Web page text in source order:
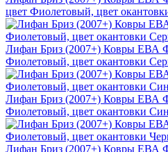
цвет Фиолетовый, цвет
Лифан Бриз (2007+) Ковры ЕВА
Фиолетовый, цвет окантовки
Лифан Бриз (2007+) Ковры ЕВА
Фиолетовый, цвет окантовки
Лифан Бриз (2007+) Ковры ЕВА